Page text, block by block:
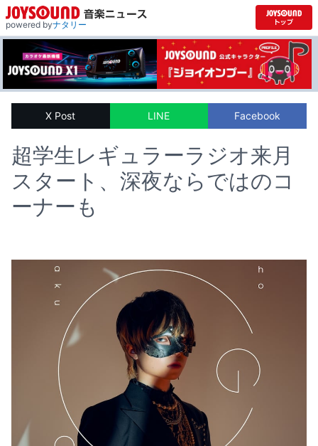
powered byナタリー
X Post LINE Facebook
超学生レギュラーラジオ来月
スタート、深夜ならではのコ
ーナーも